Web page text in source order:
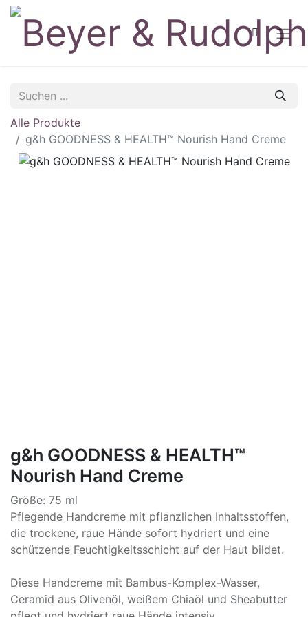
Alle Produkte
g&h GOODNESS & HEALTH™ Nourish Hand Creme
g&h GOODNESS & HEALTH™
Nourish Hand Creme
Größe: 75 ml
Pflegende Handcreme mit pflanzlichen Inhaltsstoffen,
die trockene, raue Hände sofort hydriert und eine
schützende Feuchtigkeitsschicht auf der Haut bildet.
Diese Handcreme mit Bambus-Komplex-Wasser,
Ceramid aus Olivenöl, weißem Chiaöl und Sheabutter